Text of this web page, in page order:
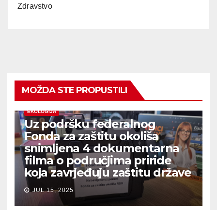
Zdravstvo
MOŽDA STE PROPUSTILI
EKOLOGIJA
Uz podršku federalnog
Fonda za zaštitu okoliša
snimljena 4 dokumentarna
filma o područjima priride
koja zavrjeđuju zaštitu države
JUL 15, 2025